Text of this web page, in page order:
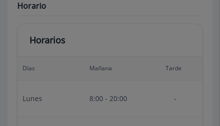
Horario
Horarios
Días Mañana Tarde
Lunes 8:00 - 20:00 -